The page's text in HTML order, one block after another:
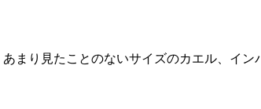
まり見たことのないサイズのカエル、イン